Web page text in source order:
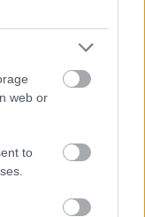
web or
to
még tanuló
rossz szezonja.
Érthetelen,
azok a
Vagyis